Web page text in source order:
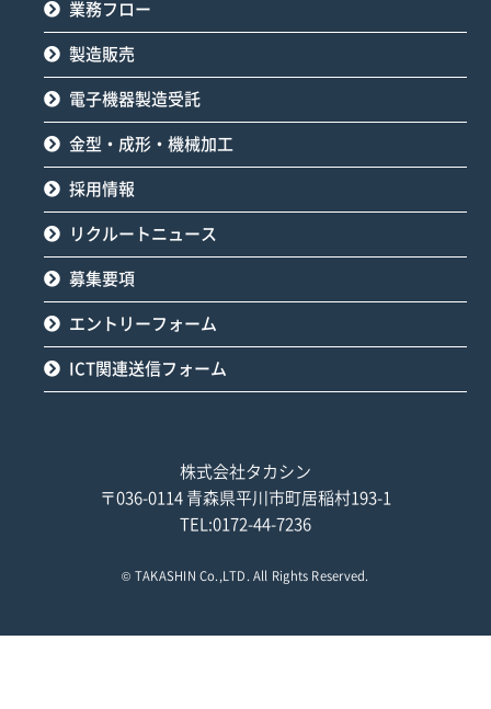
業務フロー
製造販売
電子機器製造受託
金型・成形・機械加工
採用情報
リクルートニュース
募集要項
エントリーフォーム
ICT関連送信フォーム
株式会社タカシン
〒036-0114 青森県平川市町居稲村193-1
TEL:0172-44-7236
© TAKASHIN Co.,LTD. All Rights Reserved.